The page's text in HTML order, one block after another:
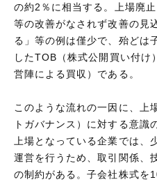
の約2％に相当する。上場廃
等の改善がなされず改善の見
る」等の例は僅少で、殆どは
したTOB（株式公開買い付け
営陣による買収）である。
このような流れの一因に、上
トガバナンス）に対する意識
上場となっている企業では、
運営を行うため、取引関係、
の制約がある。子会社株式を